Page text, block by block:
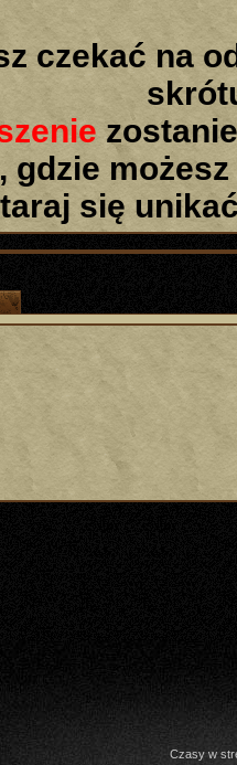
czekać na
, gdzie
się
Czasy w